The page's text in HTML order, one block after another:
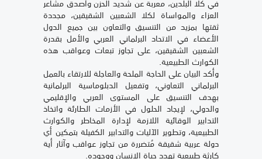
العزاء والمواساة لكلا الشعبين الشقيقين، مجددة
ثقتها بمزيد من التنسيق والتعاون بين جميع الدول
الأعضاء في الاتحاد البرلماني العربي والأمل بقدرة
الشعبين الشقيقين، على تجاوز تبعات وعواقب هذه
الكوارث الطبيعية.
وأكد البيان على الحاجة الملحة والعاجلة للارتقاء بالعمل
البرلماني التعاوني، وتفعيل الدبلوماسية البرلمانية
بهدف التنسيق على المستوى العربي والإقليمي
والدولي، لإيجاد الحلول في الأزمات الطارئة واتخاذ
التدابير الوقائية اللازمة لإدارة المخاطر والكوارث
الطبيعية، وتطوير الآليات والتدابير الكفيلة بتمكين أي
دولة عربية شقيقة مُتضررة من تجاوز عواقب وآثار أية
كارثة طبيعية تهدد حياة الإنسان ووجوده.